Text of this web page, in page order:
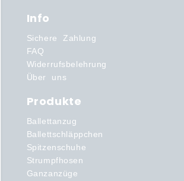
Info
Sichere Zahlung
FAQ
Widerrufsbelehrung
Über uns
Produkte
Ballettanzug
Ballettschläppchen
Spitzenschuhe
Strumpfhosen
Ganzanzüge